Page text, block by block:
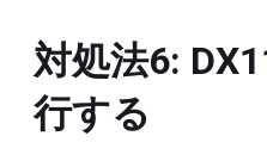
対処法6:
行する